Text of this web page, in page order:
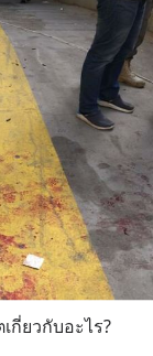
กี่ยวกับอะไร?